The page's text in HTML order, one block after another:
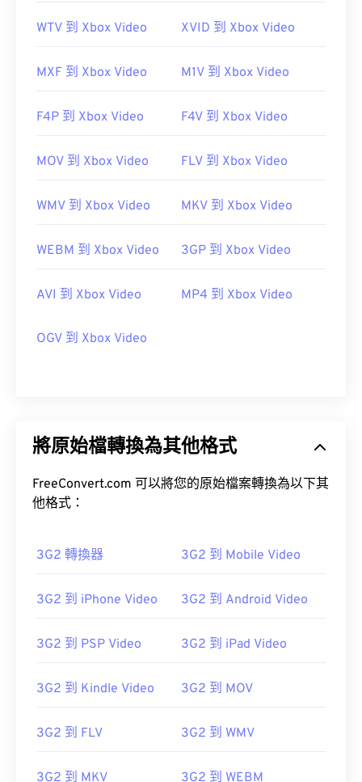
http://www.3gpp2.org/
WTV 到 Xbox Video XVID 到 Xbox Video
MXF 到 Xbox Video M1V 到 Xbox Video
F4P 到 Xbox Video F4V 到 Xbox Video
MOV 到 Xbox Video FLV 到 Xbox Video
WMV 到 Xbox Video MKV 到 Xbox Video
WEBM 到 Xbox Video 3GP 到 Xbox Video
AVI 到 Xbox Video MP4 到 Xbox Video
OGV 到 Xbox Video
將原始檔轉換為其他格式
FreeConvert.com 可以將您的原始檔案轉換為以下其
他格式：
3G2 轉換器 3G2 到 Mobile Video
3G2 到 iPhone Video 3G2 到 Android Video
3G2 到 PSP Video 3G2 到 iPad Video
3G2 到 Kindle Video 3G2 到 MOV
3G2 到 FLV 3G2 到 WMV
3G2 到 MKV 3G2 到 WEBM